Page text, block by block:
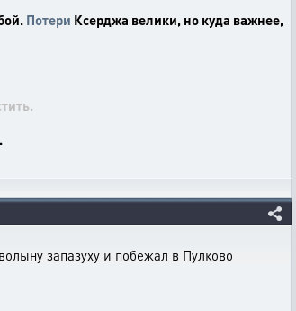
Потери Ксерджа велики, но куда важнее,
запазуху и побежал в Пулково